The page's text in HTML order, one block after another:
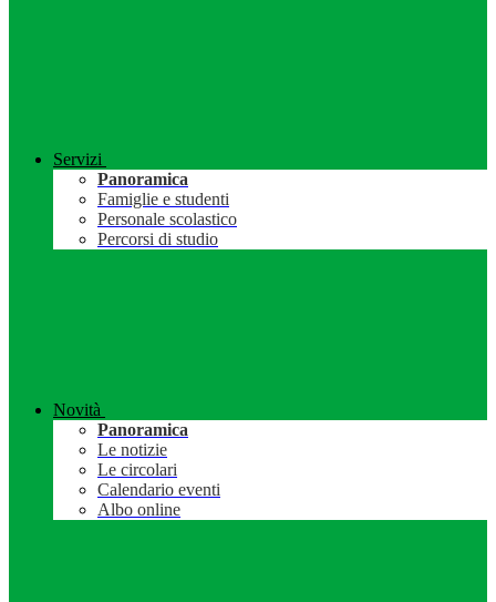
Servizi
Panoramica
Famiglie e studenti
Personale scolastico
Percorsi di studio
Novità
Panoramica
Le notizie
Le circolari
Calendario eventi
Albo online